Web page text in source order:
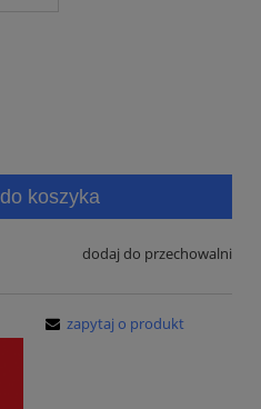
do koszyka
dodaj do przechowalni
zapytaj o produkt